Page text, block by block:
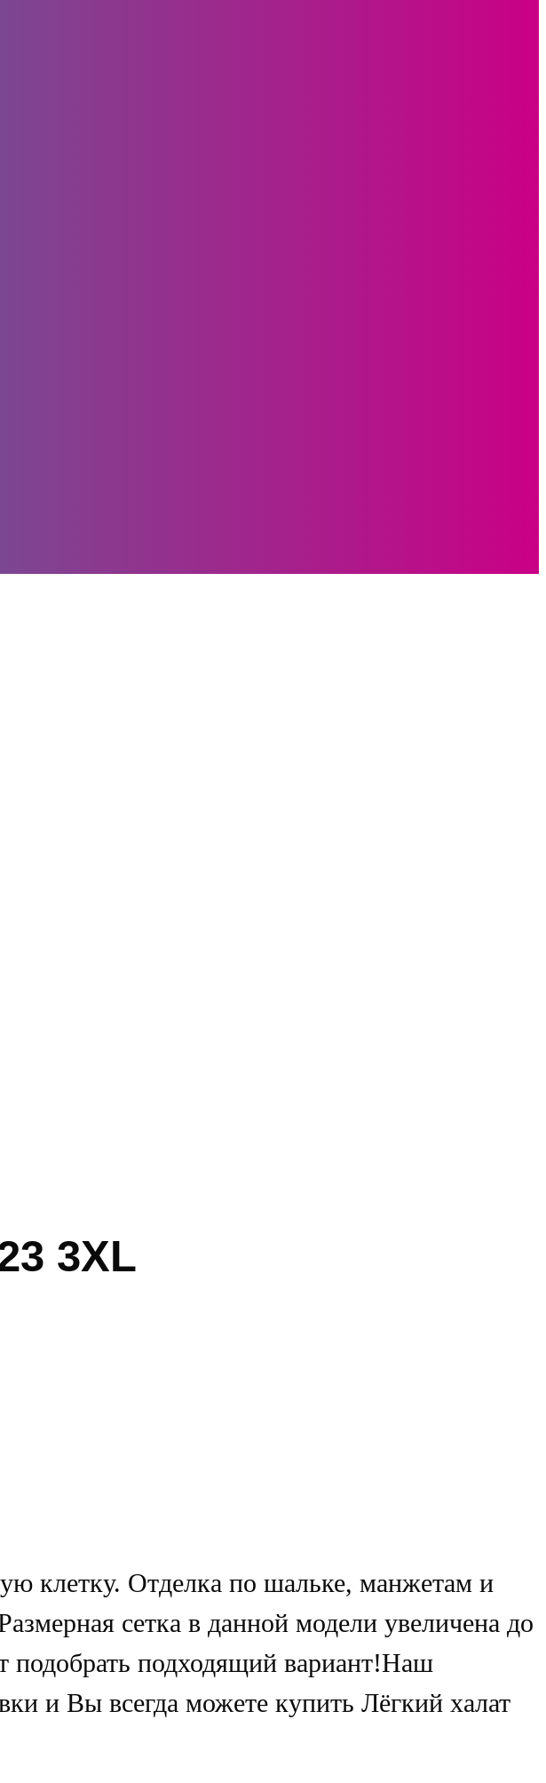
3XL
клетку. Отделка по шальке, манжетам и
сетка в данной модели увеличена до
подобрать подходящий вариант!Наш
и Вы всегда можете купить Лёгкий халат